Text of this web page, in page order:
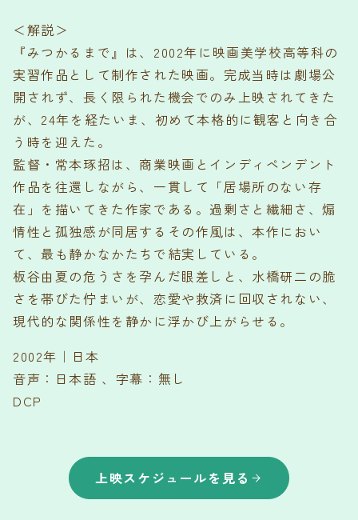
＜解説＞
『みつかるまで』は、2002年に映画美学校高等科の
実習作品として制作された映画。完成当時は劇場公
開されず、長く限られた機会でのみ上映されてきた
が、24年を経たいま、初めて本格的に観客と向き合
う時を迎えた。
監督・常本琢招は、商業映画とインディペンデント
作品を往還しながら、一貫して「居場所のない存
在」を描いてきた作家である。過剰さと繊細さ、煽
情性と孤独感が同居するその作風は、本作におい
て、最も静かなかたちで結実している。
板谷由夏の危うさを孕んだ眼差しと、水橋研二の脆
さを帯びた佇まいが、恋愛や救済に回収されない、
現代的な関係性を静かに浮かび上がらせる。
2002年｜日本
音声：日本語 、字幕：無し
DCP
上映スケジュールを見る